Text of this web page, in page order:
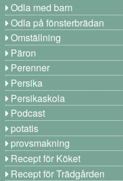
Odla med barn
Odla på fönsterbrädan
Omställning
Päron
Perenner
Persika
Persikaskola
Podcast
potatis
provsmakning
Recept för Köket
Recept för Trädgården